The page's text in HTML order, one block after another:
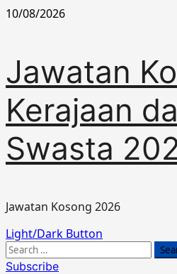
Skip
10/08/2026
Jawatan
Kerajaan
Swasta
Jawatan Kosong 2026
Primary
Menu
Light/Dark Button
Search
for:
Subscribe